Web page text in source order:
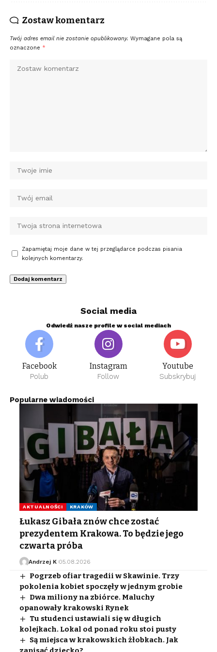
Zostaw komentarz
Twój adres email nie zostanie opublikowany. Wymagane pola są
oznaczone *
Zapamiętaj moje dane w tej przeglądarce podczas pisania
kolejnych komentarzy.
Social media
Odwiedź nasze profile w social mediach
Facebook
Polub
Instagram
Follow
Youtube
Subskrybuj
Popularne wiadomości
AKTUALNOŚCI KRAKÓW
Łukasz Gibała znów chce zostać
prezydentem Krakowa. To będzie jego
czwarta próba
Andrzej K 05.08.2026
Pogrzeb ofiar tragedii w Skawinie. Trzy
pokolenia kobiet spoczęły w jednym grobie
Dwa miliony na zbiórce. Maluchy
opanowały krakowski Rynek
Tu studenci ustawiali się w długich
kolejkach. Lokal od ponad roku stoi pusty
Są miejsca w krakowskich żłobkach. Jak